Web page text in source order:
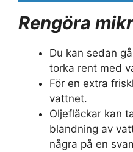
Rengöra
Du kan sedan
torka rent med
För en extra
vattnet.
Oljefläckar kan
blandning av
några på en